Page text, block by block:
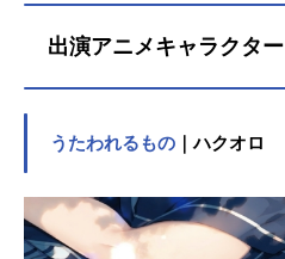
出演アニメキャラクター
うたわれるもの ｜ハクオロ